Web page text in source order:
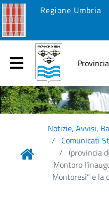
Regione Umbria
Notizie, Avvisi,
Comunicati
(provincia
Montoro
Montoresi” e